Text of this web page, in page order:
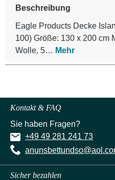
Beschreibung
Eagle Products Decke
100) Größe: 130 x 200 cm
Wolle, 5… Mehr
Kontakt & FAQ
Sie haben Fragen?
+49 49 281 241 73
Sicher bezahlen